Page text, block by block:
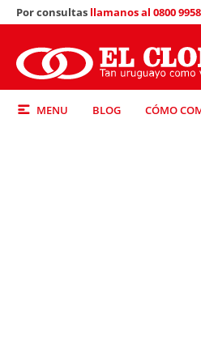
MENU BLOG CÓMO
Por consultas llamanos al 0800 9958